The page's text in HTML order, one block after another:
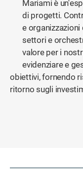
Mariami è
di progetti.
e
settori e
valore per i
evidenziare e
obiettivi, fornendo
ritorno sugli